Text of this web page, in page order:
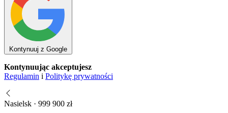
Kontynuuj z Google
Kontynuując akceptujesz
Regulamin i Politykę prywatności
Nasielsk · 999 900 zł